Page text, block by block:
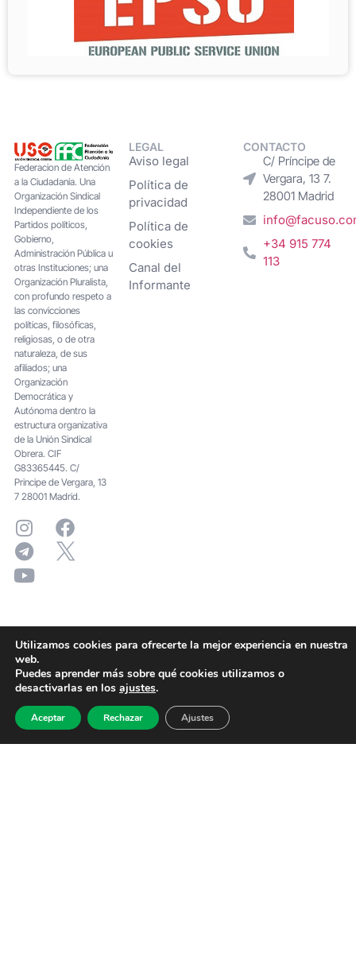
Federacion de Atención
a la Ciudadanía. Una
Organización Sindical
Independiente de los
Partidos políticos,
Gobierno,
Administración Pública u
otras Instituciones; una
Organización Pluralista,
con profundo respeto a
las convicciones
políticas, filosóficas,
religiosas, o de otra
naturaleza, de sus
afiliados; una
Organización
Democrática y
Autónoma dentro la
estructura organizativa
de la Unión Sindical
Obrera. CIF
G83365445. C/
Principe de Vergara, 13
7 28001 Madrid.
LEGAL
Aviso legal
Política de
privacidad
Política de
cookies
Canal del
Informante
CONTACTO
C/ Príncipe de
Vergara, 13 7.
28001 Madrid
+34 915 774
113
Utilizamos cookies para ofrecerte la mejor experiencia en nuestra
web.
Puedes aprender más sobre qué cookies utilizamos o
desactivarlas en los ajustes.
Aceptar Rechazar Ajustes